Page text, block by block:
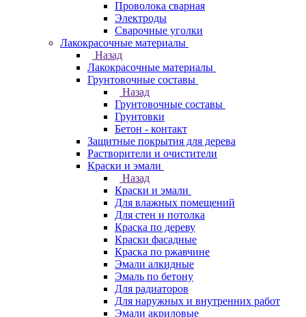
Проволока сварная
Электроды
Сварочные уголки
Лакокрасочные материалы
Назад
Лакокрасочные материалы
Грунтовочные составы
Назад
Грунтовочные составы
Грунтовки
Бетон - контакт
Защитные покрытия для дерева
Растворители и очистители
Краски и эмали
Назад
Краски и эмали
Для влажных помещений
Для стен и потолка
Краска по дереву
Краски фасадные
Краска по ржавчине
Эмали алкидные
Эмаль по бетону
Для радиаторов
Для наружных и внутренних работ
Эмали акриловые